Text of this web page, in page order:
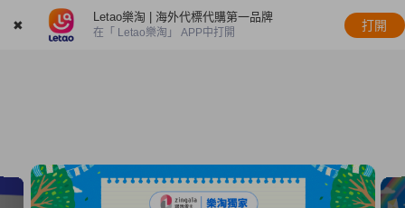
✖
Letao樂淘 | 海外代標代購第一品牌
在「 Letao樂淘」 APP中打開
打開